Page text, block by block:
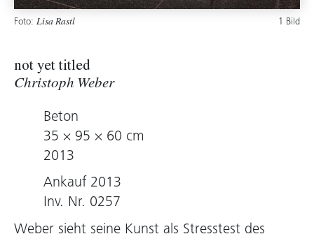
Foto: Lisa Rastl 1 Bild
not yet titled
Christoph Weber
Beton
35 × 95 × 60 cm
2013
Ankauf 2013
Inv. Nr. 0257
Weber sieht seine Kunst als Stresstest des